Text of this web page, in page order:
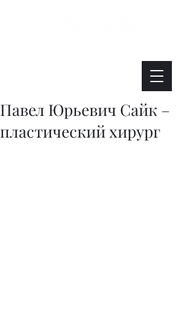
Павел Юрьевич Сайк –
пластический хирург